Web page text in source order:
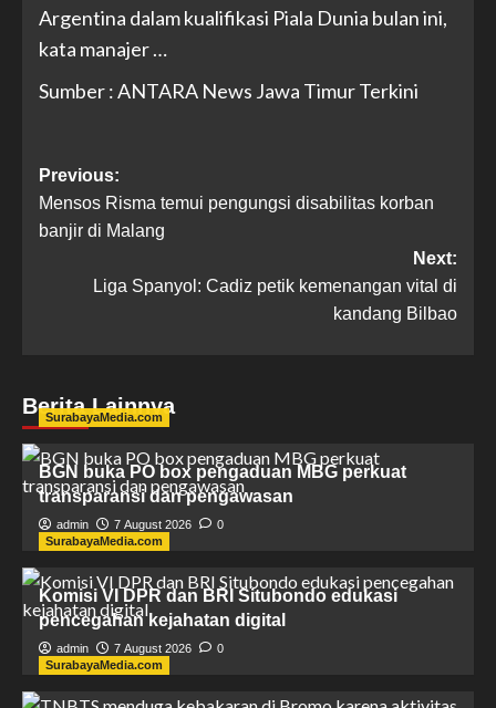
Argentina dalam kualifikasi Piala Dunia bulan ini,
kata manajer …
Sumber : ANTARA News Jawa Timur Terkini
Previous:
Mensos Risma temui pengungsi disabilitas korban
banjir di Malang
Next:
Liga Spanyol: Cadiz petik kemenangan vital di
kandang Bilbao
Berita Lainnya
SurabayaMedia.com
BGN buka PO box pengaduan MBG perkuat
transparansi dan pengawasan
admin 7 August 2026
0
SurabayaMedia.com
Komisi VI DPR dan BRI Situbondo edukasi
pencegahan kejahatan digital
admin 7 August 2026
0
SurabayaMedia.com